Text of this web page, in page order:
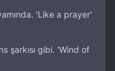
'Like a prayer'
şarkısı gibi. 'Wind of